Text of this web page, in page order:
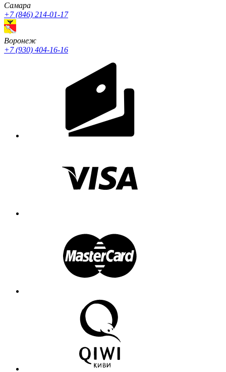
Cамара
+7 (846) 214-01-17
Воронеж
+7 (930) 404-16-16